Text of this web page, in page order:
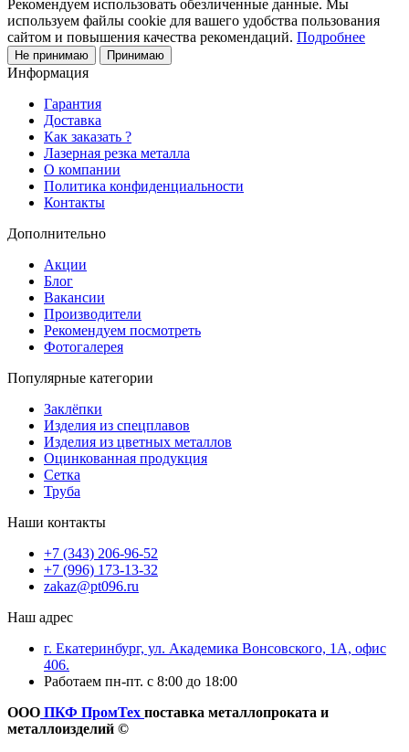
Рекомендуем использовать обезличенные данные. Мы
используем файлы cookie для вашего удобства пользования
сайтом и повышения качества рекомендаций. Подробнее
Не принимаю Принимаю
Информация
Гарантия
Доставка
Как заказать ?
Лазерная резка металла
О компании
Политика конфиденциальности
Контакты
Дополнительно
Акции
Блог
Вакансии
Производители
Рекомендуем посмотреть
Фотогалерея
Популярные категории
Заклёпки
Изделия из спецплавов
Изделия из цветных металлов
Оцинкованная продукция
Сетка
Труба
Наши контакты
+7 (343) 206-96-52
+7 (996) 173-13-32
zakaz@pt096.ru
Наш адрес
г. Екатеринбург, ул. Академика Вонсовского, 1А, офис
406.
Работаем пн-пт. с 8:00 до 18:00
ООО ПКФ ПромТех поставка металлопроката и
металлоизделий ©